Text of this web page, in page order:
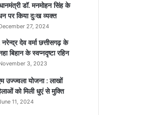
डॉ. मनमोहन सिंह के
पर किया दुःख व्यक्त
27, 2024
नरेन्द्र देव वर्मा छत्तीसगढ़ के
बिहान के स्वप्नदृष्टा रहिन
3, 2023
उज्ज्वला योजना : लाखों
को मिली धुएं से मुक्ति
11, 2024